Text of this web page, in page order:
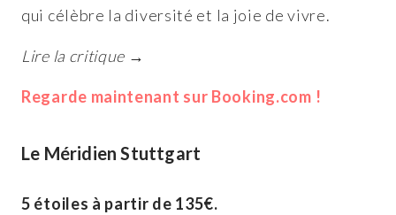
qui célèbre la diversité et la joie de vivre.
Lire la critique →
Regarde maintenant sur Booking.com !
Le Méridien Stuttgart
5 étoiles à partir de 135€.